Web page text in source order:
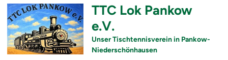
Skip
content
TTC Lok Pankow
e.V.
Unser Tischtennisverein in Pankow-
Niederschönhausen